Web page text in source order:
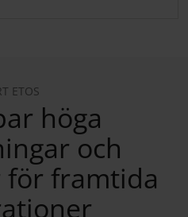
ETOS
höga
och
framtida